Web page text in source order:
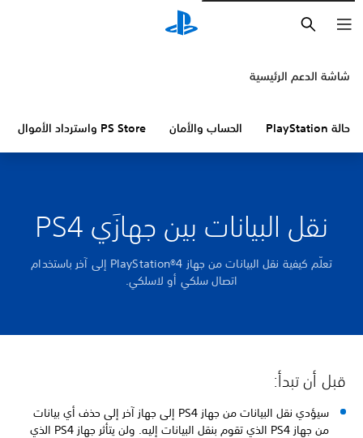
شاشة الدعم الرئيسية
حالة PlayStation الحساب والأمان PS Store واسترداد الأموال
نقل البيانات بين جهازَي PS4
تعلّم كيفية نقل البيانات من جهاز PlayStation®4 إلى آخر باستخدام
اتصال سلكي أو لاسلكي.
قبل أن تبدأ:
سيؤدي نقل البيانات من جهاز PS4 إلى جهاز آخر إلى حذف أي بيانات
من جهاز PS4 الذي تقوم بنقل البيانات إليه. ولن يتأثر جهاز PS4 الذي